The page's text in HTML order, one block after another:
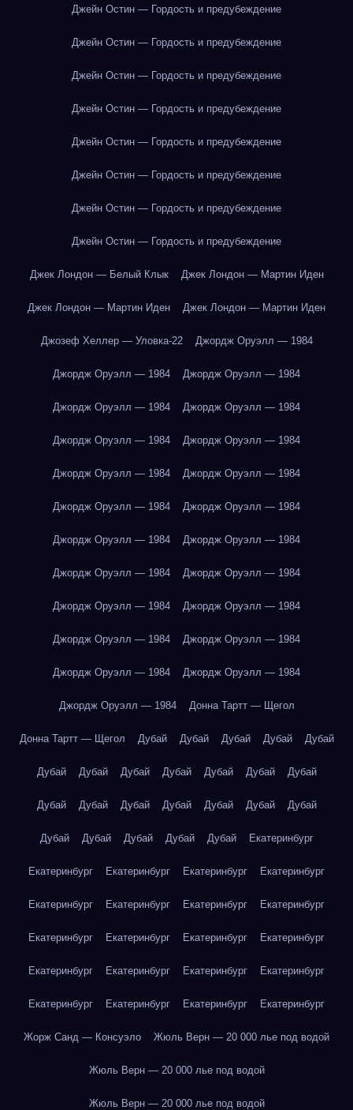
Джейн Остин — Гордость и предубеждение
Джейн Остин — Гордость и предубеждение
Джейн Остин — Гордость и предубеждение
Джейн Остин — Гордость и предубеждение
Джейн Остин — Гордость и предубеждение
Джейн Остин — Гордость и предубеждение
Джейн Остин — Гордость и предубеждение
Джейн Остин — Гордость и предубеждение
Джек Лондон — Белый Клык Джек Лондон — Мартин Иден
Джек Лондон — Мартин Иден Джек Лондон — Мартин Иден
Джозеф Хеллер — Уловка-22 Джордж Оруэлл — 1984
Джордж Оруэлл — 1984 Джордж Оруэлл — 1984
Джордж Оруэлл — 1984 Джордж Оруэлл — 1984
Джордж Оруэлл — 1984 Джордж Оруэлл — 1984
Джордж Оруэлл — 1984 Джордж Оруэлл — 1984
Джордж Оруэлл — 1984 Джордж Оруэлл — 1984
Джордж Оруэлл — 1984 Джордж Оруэлл — 1984
Джордж Оруэлл — 1984 Джордж Оруэлл — 1984
Джордж Оруэлл — 1984 Джордж Оруэлл — 1984
Джордж Оруэлл — 1984 Джордж Оруэлл — 1984
Джордж Оруэлл — 1984 Джордж Оруэлл — 1984
Джордж Оруэлл — 1984 Донна Тартт — Щегол
Донна Тартт — Щегол Дубай Дубай Дубай Дубай Дубай
Дубай Дубай Дубай Дубай Дубай Дубай Дубай
Дубай Дубай Дубай Дубай Дубай Дубай Дубай
Дубай Дубай Дубай Дубай Дубай Екатеринбург
Екатеринбург Екатеринбург Екатеринбург Екатеринбург
Екатеринбург Екатеринбург Екатеринбург Екатеринбург
Екатеринбург Екатеринбург Екатеринбург Екатеринбург
Екатеринбург Екатеринбург Екатеринбург Екатеринбург
Екатеринбург Екатеринбург Екатеринбург Екатеринбург
Жорж Санд — Консуэло Жюль Верн — 20 000 лье под водой
Жюль Верн — 20 000 лье под водой
Жюль Верн — 20 000 лье под водой